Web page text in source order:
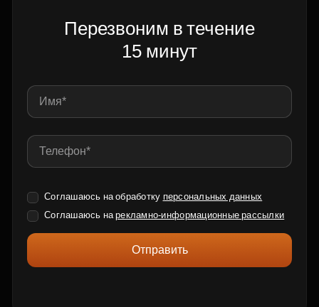
Перезвоним в течение
15 минут
Соглашаюсь на обработку персональных данных
Соглашаюсь нарекламно-информационные рассылки
Отправить